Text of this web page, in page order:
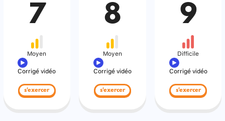
7
Moyen
Corrigé vidéo
s'exercer
8
Moyen
Corrigé vidéo
s'exercer
9
Difficile
Corrigé vidéo
s'exercer